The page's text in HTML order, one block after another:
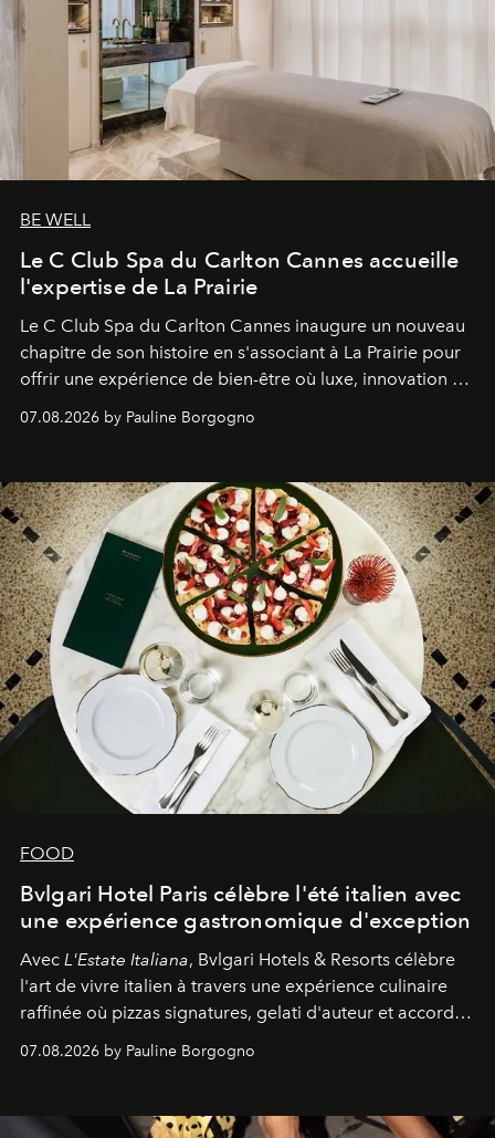
BE WELL
Le C Club Spa du Carlton Cannes accueille
l'expertise de La Prairie
Le C Club Spa du Carlton Cannes inaugure un nouveau
chapitre de son histoire en s'associant à La Prairie pour
offrir une expérience de bien-être où luxe, innovation et
expertise se rencontrent.
07.08.2026 by Pauline Borgogno
FOOD
Bvlgari Hotel Paris célèbre l'été italien avec
une expérience gastronomique d'exception
Avec L'Estate Italiana, Bvlgari Hotels & Resorts célèbre
l'art de vivre italien à travers une expérience culinaire
raffinée où pizzas signatures, gelati d'auteur et accords
d'exception composent un véritable voyage sensoriel.
07.08.2026 by Pauline Borgogno